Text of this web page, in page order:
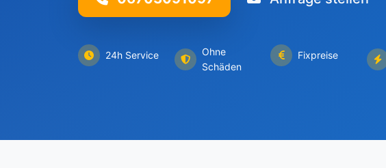
24h Service
Ohne
Schäden
Fixpreise